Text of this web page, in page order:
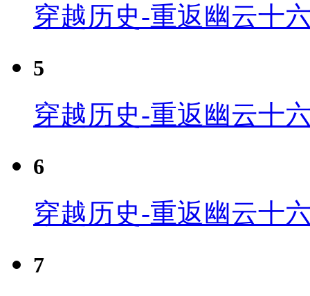
穿越历史-重返幽云十
5
穿越历史-重返幽云十
6
穿越历史-重返幽云十
7